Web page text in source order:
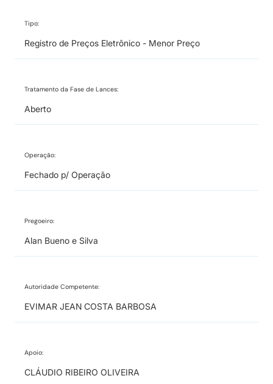
Tipo:
Registro de Preços Eletrônico - Menor Preço
Tratamento da Fase de Lances:
Aberto
Operação:
Fechado p/ Operação
Pregoeiro:
Alan Bueno e Silva
Autoridade Competente:
EVIMAR JEAN COSTA BARBOSA
Apoio:
CLÁUDIO RIBEIRO OLIVEIRA